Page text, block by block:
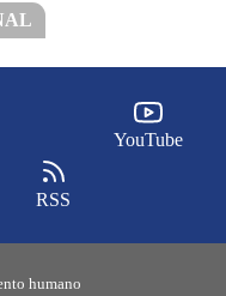
YouTube
RSS
humano